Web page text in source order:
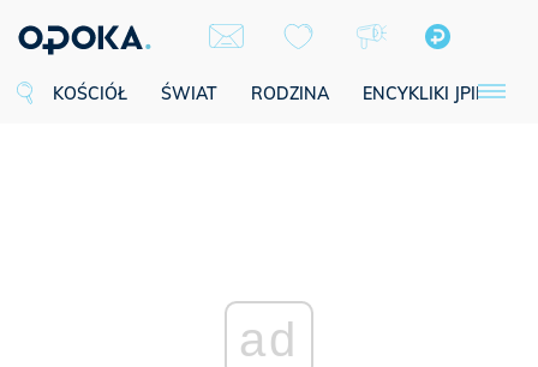
KOŚCIÓŁ ŚWIAT RODZINA ENCYKLIKI JPII
ad